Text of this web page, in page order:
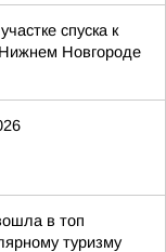
спуска к
Новгороде
в топ
туризму